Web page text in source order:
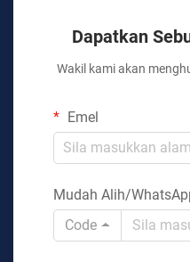
Dapatkan
Wakil kami akan
Emel
Mudah Alih/
Code